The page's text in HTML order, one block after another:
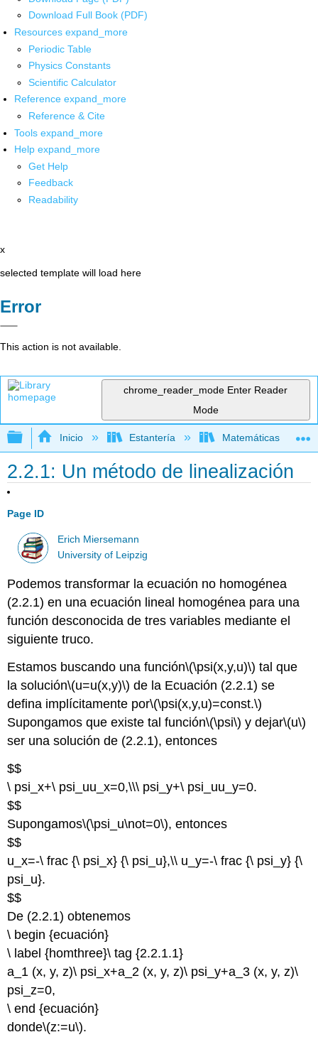
Download Full Book (PDF)
Resources expand_more
Periodic Table
Physics Constants
Scientific Calculator
Reference expand_more
Reference & Cite
Tools expand_more
Help expand_more
Get Help
Feedback
Readability
x
selected template will load here
Error
This action is not available.
chrome_reader_mode Enter Reader
Mode
Expandir/contraer jerarquía global
Inicio Estantería Matemáticas
2.2.1: Un método de linealización
Page ID
Erich Miersemann
University of Leipzig
Podemos transformar la ecuación no homogénea
(2.2.1) en una ecuación lineal homogénea para una
función desconocida de tres variables mediante el
siguiente truco.
Estamos buscando una función\(\psi(x,y,u)\) tal que
la solución\(u=u(x,y)\) de la Ecuación (2.2.1) se
defina implícitamente por\(\psi(x,y,u)=const.\)
Supongamos que existe tal función\(\psi\) y dejar\(u\)
ser una solución de (2.2.1), entonces
$$
\ psi_x+\ psi_uu_x=0,\\\ psi_y+\ psi_uu_y=0.
$$
Supongamos\(\psi_u\not=0\), entonces
$$
u_x=-\ frac {\ psi_x} {\ psi_u},\\ u_y=-\ frac {\ psi_y} {\
psi_u}.
$$
De (2.2.1) obtenemos
\ begin {ecuación}
\ label {homthree}\ tag {2.2.1.1}
a_1 (x, y, z)\ psi_x+a_2 (x, y, z)\ psi_y+a_3 (x, y, z)\
psi_z=0,
\ end {ecuación}
donde\(z:=u\).